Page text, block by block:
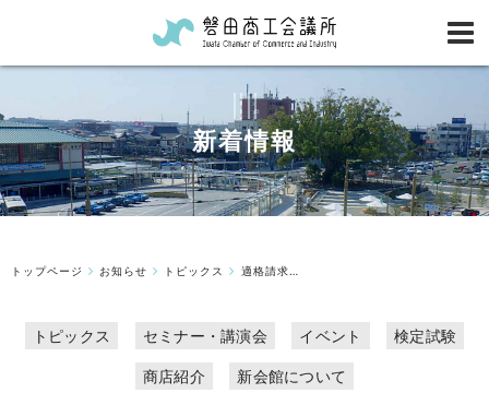
新着情報
トップページ お知らせ トピックス 適格請求書発行事業者登録番号（インボイス）のお知らせ
トピックス セミナー・講演会 イベント 検定試験
商店紹介 新会館について